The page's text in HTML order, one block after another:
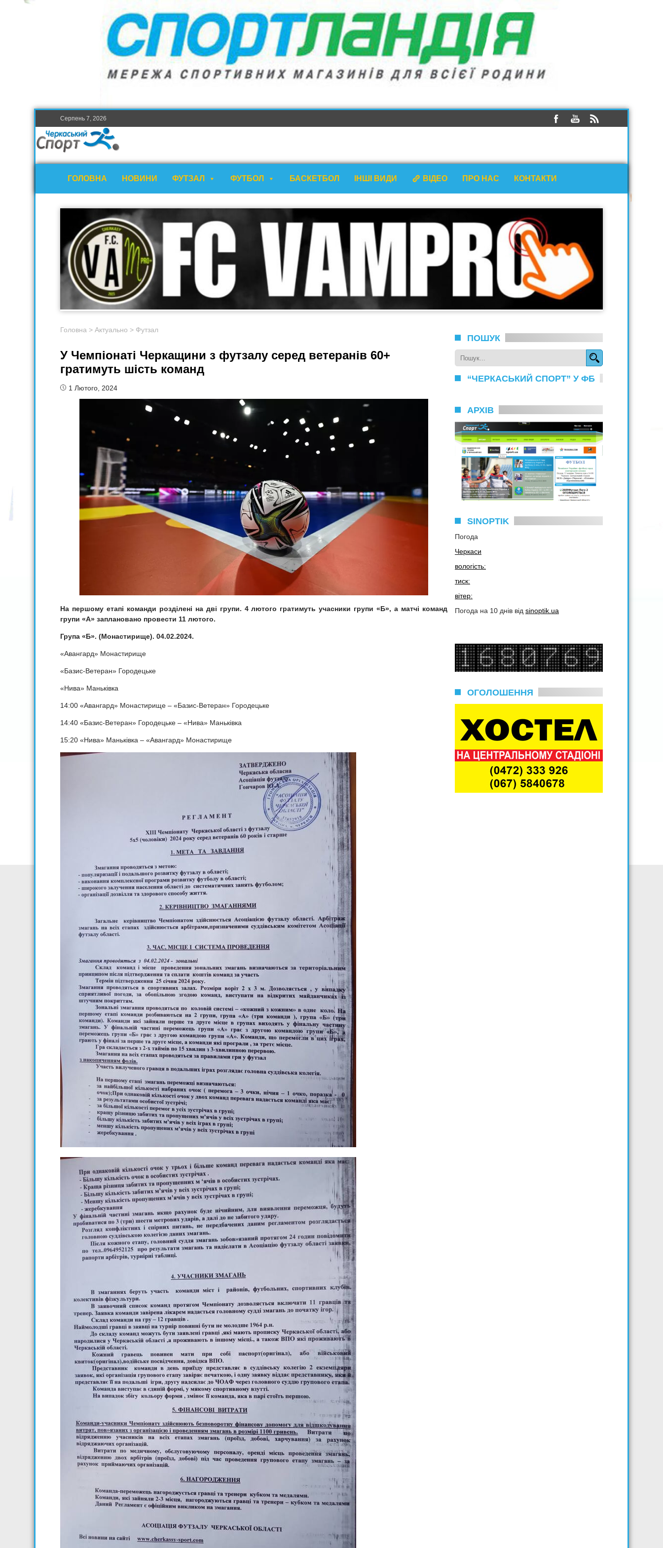
Серпень 7, 2026
ГОЛОВНА НОВИНИ ФУТЗАЛ ФУТБОЛ БАСКЕТБОЛ ІНШІ ВИДИ ВІДЕО ПРО НАС КОНТАКТИ
Головна > Актуально > Футзал
У Чемпіонаті Черкащини з футзалу серед ветеранів 60+
гратимуть шість команд
1 Лютого, 2024
На першому етапі команди розділені на дві групи. 4 лютого гратимуть учасники групи «Б», а матчі команд
групи «А» заплановано провести 11 лютого.
Група «Б». (Монастирище). 04.02.2024.
«Авангард» Монастирище
«Базис-Ветеран» Городецьке
«Нива» Маньківка
14:00 «Авангард» Монастирище – «Базис-Ветеран» Городецьке
14:40 «Базис-Ветеран» Городецьке – «Нива» Маньківка
15:20 «Нива» Маньківка – «Авангард» Монастирище
ПОШУК
“ЧЕРКАСЬКИЙ СПОРТ” У ФБ
АРХІВ
SINOPTIK
Погода
Черкаси
вологість:
тиск:
вітер:
Погода на 10 днів від sinoptik.ua
ОГОЛОШЕННЯ